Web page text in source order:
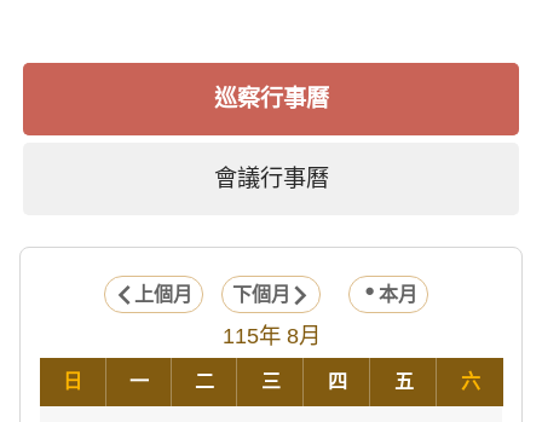
巡察行事曆
會議行事曆
上個月 下個月 本月
115年 8月
日 一 二 三 四 五 六